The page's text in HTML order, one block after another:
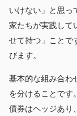
いけない」と思っ
家たちが実践して
せて持つ」ことで
びます。
基本的な組み合わ
を分けることです
債券はヘッジあり